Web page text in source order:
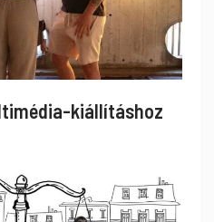
kiállításhoz